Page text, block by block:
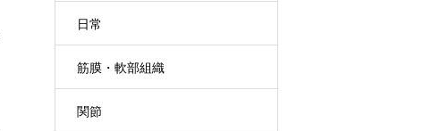
日常
筋膜・軟部組織
関節